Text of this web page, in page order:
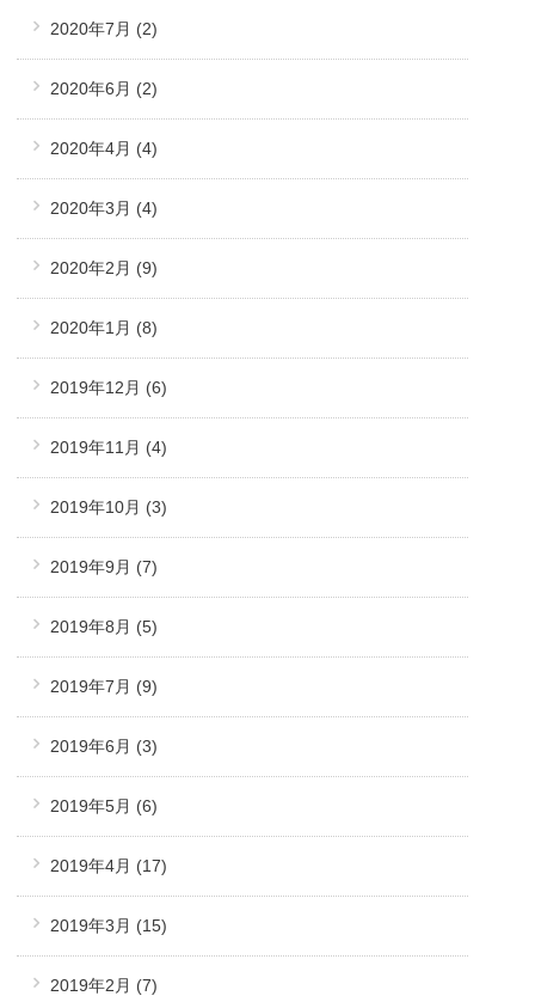
2020年7月 (2)
2020年6月 (2)
2020年4月 (4)
2020年3月 (4)
2020年2月 (9)
2020年1月 (8)
2019年12月 (6)
2019年11月 (4)
2019年10月 (3)
2019年9月 (7)
2019年8月 (5)
2019年7月 (9)
2019年6月 (3)
2019年5月 (6)
2019年4月 (17)
2019年3月 (15)
2019年2月 (7)